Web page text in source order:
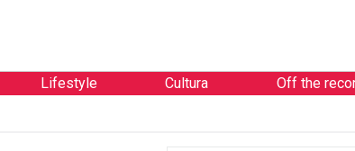
Lifestyle Cultura Off the